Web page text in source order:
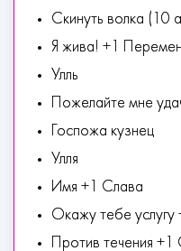
Скинуть волка (10
Я жива! +1
Улль
Пожелайте мне
Госпожа кузнец
Улля
Имя +1 Слава
Окажу тебе
Против течения +1